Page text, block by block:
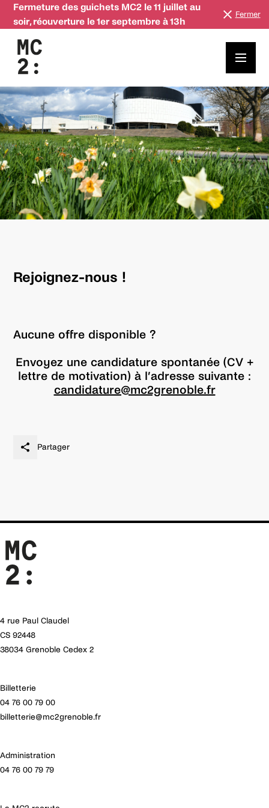
Fermeture des guichets MC2 le 11 juillet au
soir, réouverture le 1er septembre à 13h
Fermer
Rejoignez-nous !
Aucune offre disponible ?
Envoyez une candidature spontanée (CV +
lettre de motivation) à l’adresse suivante :
candidature@mc2grenoble.fr
Partager
4 rue Paul Claudel
CS 92448
38034 Grenoble Cedex 2
Billetterie
04 76 00 79 00
billetterie@mc2grenoble.fr
Administration
04 76 00 79 79